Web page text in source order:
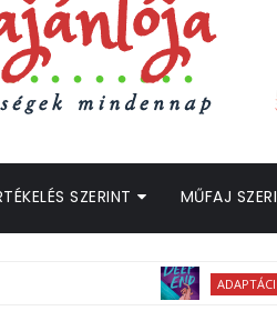
SZERINT MŰFAJ
ADAPTÁCIÓS HÍREK